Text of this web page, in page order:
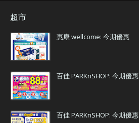
超市
惠康 wellcome: 今期優惠
百佳 PARKnSHOP: 今期優惠
百佳 PARKnSHOP: 今期優惠